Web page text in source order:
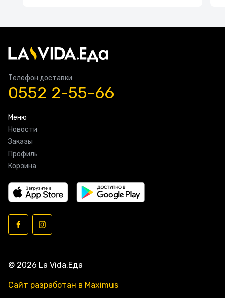
Телефон доставки
0552 2-55-66
Меню
Новости
Заказы
Профиль
Корзина
© 2026 La Vida.Еда
Сайт разработан в Maximus